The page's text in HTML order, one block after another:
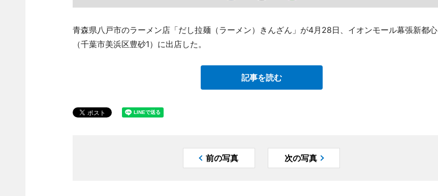
青森県八戸市のラーメン店「だし拉麺（ラーメン）きんざん」が4月28日、イオンモール幕張新都心
（千葉市美浜区豊砂1）に出店した。
記事を読む
前の写真 次の写真